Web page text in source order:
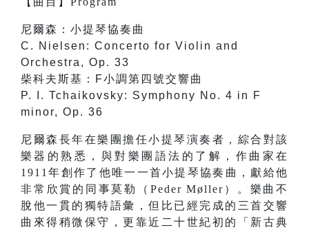
尼爾森：小提琴協奏曲
C. Nielsen: Concerto for Violin and
Orchestra, Op. 33
柴科夫斯基：F小調第四號交響曲
P. I. Tchaikovsky: Symphony No. 4 in F
minor, Op. 36
尼爾森長年在樂團擔任小提琴演奏者，綜合對該
樂器的熟悉，與對樂團語法的了解，作曲家在
1911年創作了他唯一一首小提琴協奏曲，獻給他
非常欣賞的同事莫勒（Peder Møller）。樂曲不
脫他一貫的獨特語彙，但比已經完成的三首交響
曲來得稍微保守，更靠近二十世紀初的「新古典